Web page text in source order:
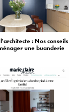
: Nos conseils
une buanderie